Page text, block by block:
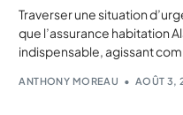
Traverser une situation
que l’assurance habitation
indispensable, agissant
ANTHONY MOREAU AOÛT 3,